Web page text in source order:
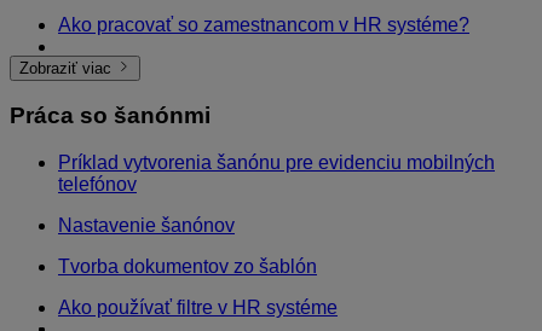
Ako pracovať so zamestnancom v HR systéme?
Zobraziť viac
Práca so šanónmi
Príklad vytvorenia šanónu pre evidenciu mobilných
telefónov
Nastavenie šanónov
Tvorba dokumentov zo šablón
Ako používať filtre v HR systéme